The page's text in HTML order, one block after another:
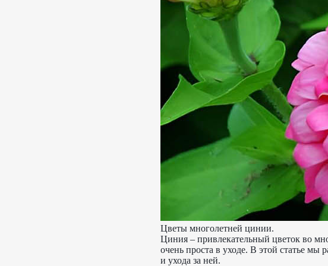
Цветы многолетней цинии.
Циния – привлекательный цветок во
очень проста в уходе. В этой статье мы
и ухода за ней.